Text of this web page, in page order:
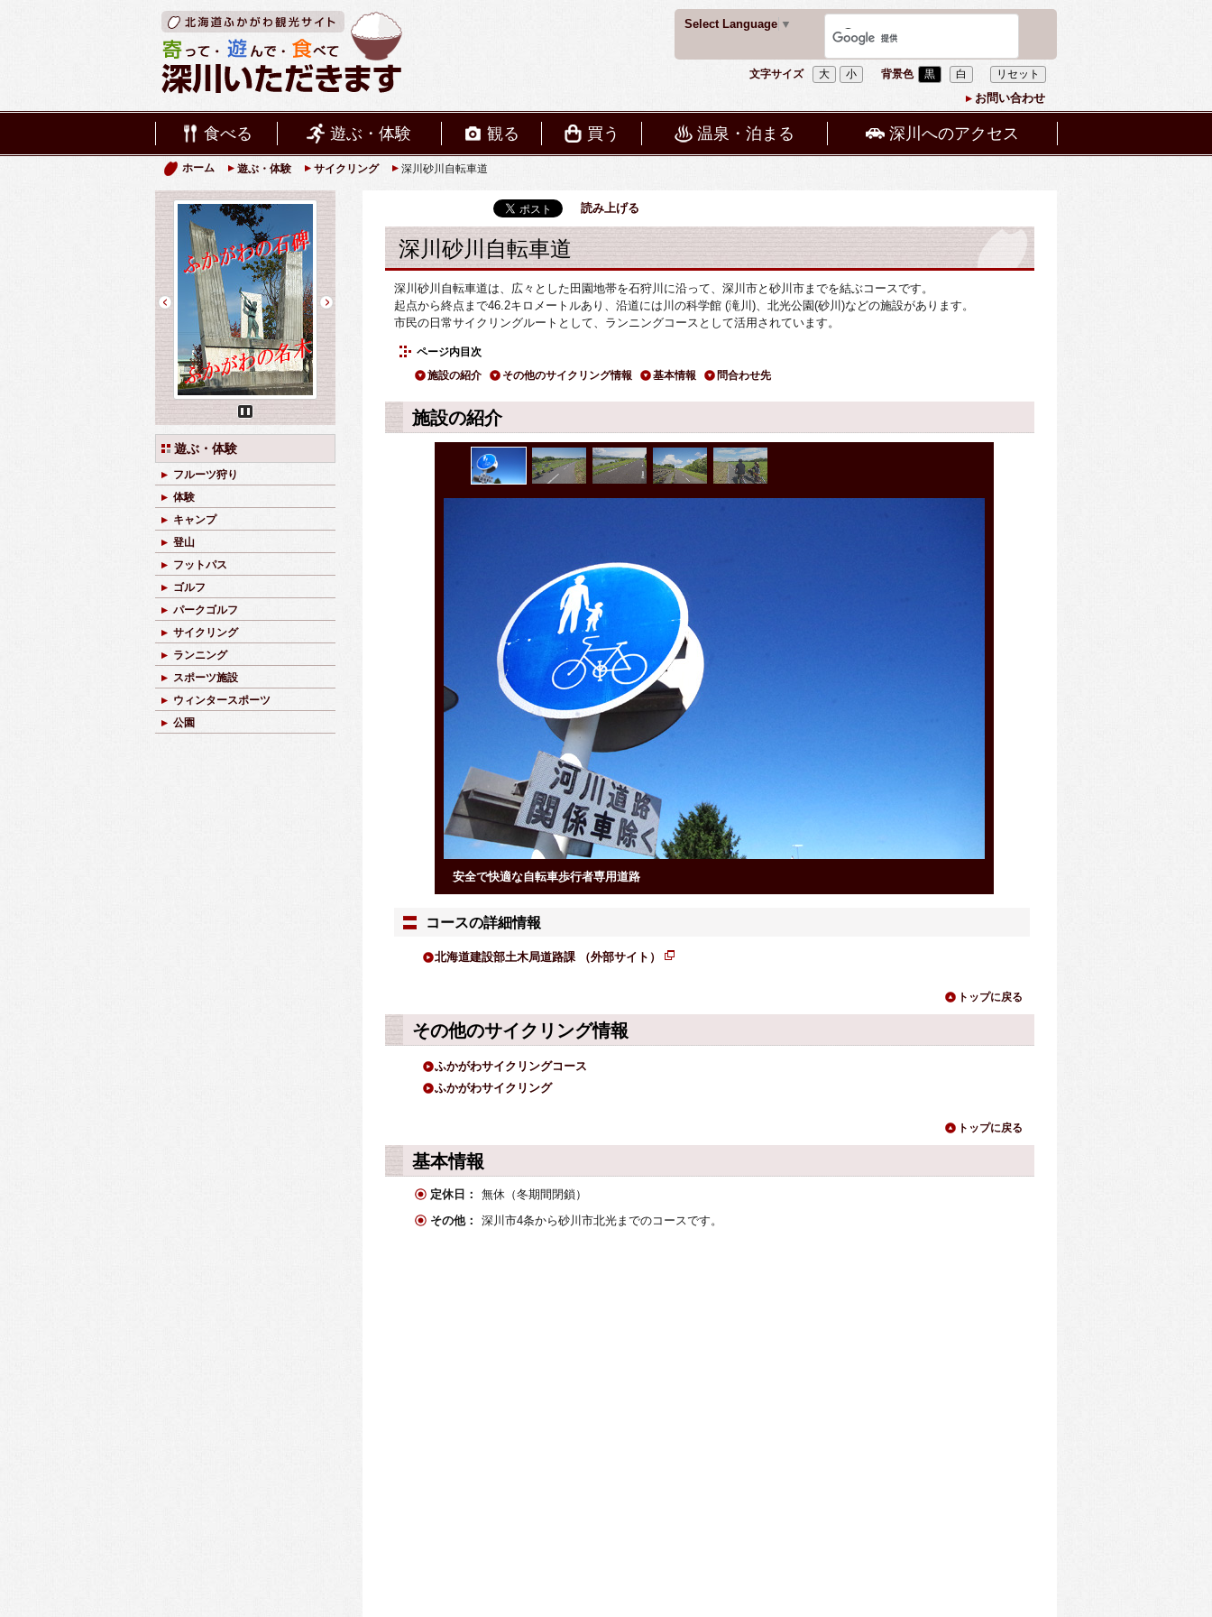
Select Language ▼
文字サイズ 大 小 背景色 黒 白 リセット
お問い合わせ
食べる 遊ぶ・体験 観る 買う 温泉・泊まる 深川へのアクセス
ホーム 遊ぶ・体験 サイクリング 深川砂川自転車道
読み上げる
深川砂川自転車道
深川砂川自転車道は、広々とした田園地帯を石狩川に沿って、深川市と砂川市までを結ぶコースです。
起点から終点まで46.2キロメートルあり、沿道には川の科学館 (滝川)、北光公園(砂川)などの施設があります。
市民の日常サイクリングルートとして、ランニングコースとして活用されています。
ページ内目次
施設の紹介 その他のサイクリング情報 基本情報 問合わせ先
施設の紹介
安全で快適な自転車歩行者専用道路
コースの詳細情報
北海道建設部土木局道路課 （外部サイト）
ペ
トップに戻る
その他のサイクリング情報
ふかがわサイクリングコース
ふかがわサイクリング
トップに戻る
基本情報
定休日：
無休（冬期間閉鎖）
その他：
深川市4条から砂川市北光までのコースです。
Pause
遊ぶ・体験
フルーツ狩り
体験
キャンプ
登山
フットパス
ゴルフ
パークゴルフ
サイクリング
ランニング
スポーツ施設
ウィンタースポーツ
公園